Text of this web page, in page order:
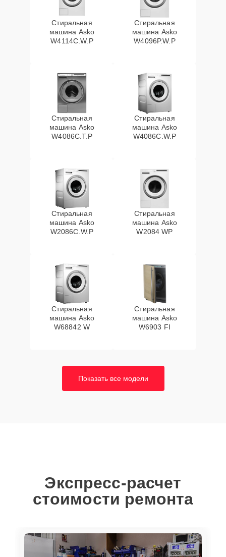
Стиральная
машина Asko
W4114C.W.P
Стиральная
машина Asko
W4096P.W.P
Стиральная
машина Asko
W4086C.T.P
Стиральная
машина Asko
W4086C.W.P
Стиральная
машина Asko
W2086C.W.P
Стиральная
машина Asko
W2084 WP
Стиральная
машина Asko
W68842 W
Стиральная
машина Asko
W6903 FI
Показать все модели
Экспресс-расчет
стоимости ремонта